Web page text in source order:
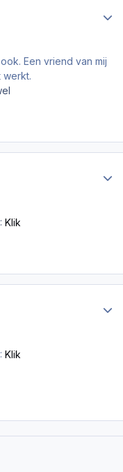
Een vriend van mij
werkt.
Klik
Klik